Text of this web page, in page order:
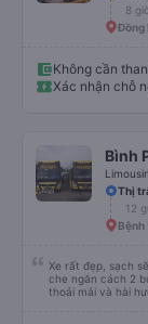
8
Đồng
Không cần
Xác nhận chỗ
Bình
Thị
12
Bệnh
Xe rất đẹp, sạch
che ngăn cách 2
thoải mái và hài